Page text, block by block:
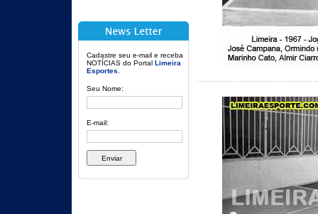
Cadastre seu e-mail e receba
NOTÍCIAS do Portal Limeira
Esportes
Seu Nome:
E-mail: